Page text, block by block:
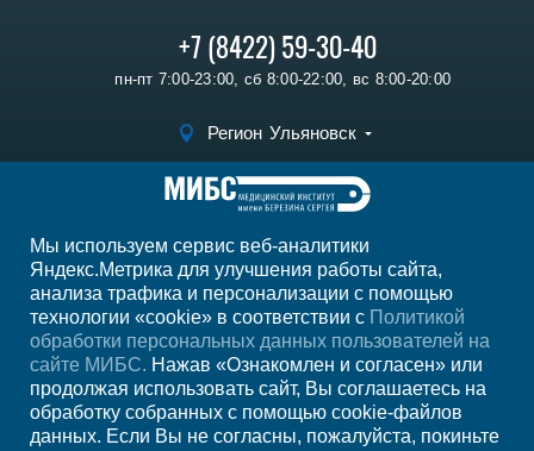
+7 (8422) 59-30-40
пн-пт 7:00-23:00, сб 8:00-22:00, вс 8:00-20:00
Регион Ульяновск
Записаться на прием
Мы в социальных сетях
Мы используем сервис веб-аналитики
Яндекс.Метрика для улучшения работы сайта,
анализа трафика и персонализации с помощью
технологии «cookie» в соответствии с Политикой
обработки персональных данных пользователей на
сайте МИБС. Нажав «Ознакомлен и согласен» или
продолжая использовать сайт, Вы соглашаетесь на
обработку собранных с помощью cookie-файлов
данных. Если Вы не согласны, пожалуйста, покиньте